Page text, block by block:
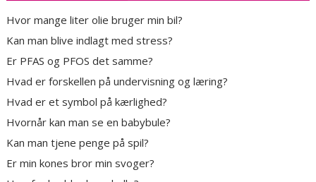
Hvor mange liter olie bruger min bil?
Kan man blive indlagt med stress?
Er PFAS og PFOS det samme?
Hvad er forskellen på undervisning og læring?
Hvad er et symbol på kærlighed?
Hvornår kan man se en babybule?
Kan man tjene penge på spil?
Er min kones bror min svoger?